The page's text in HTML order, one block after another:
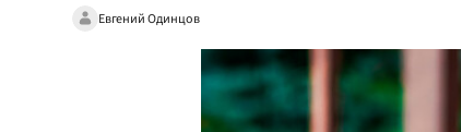
Евгений Одинцов